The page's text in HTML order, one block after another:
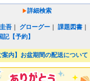
詳細検索
吾 グローグー ｜課題図書 ｜
記【予約】
案内】お盆期間の配送について